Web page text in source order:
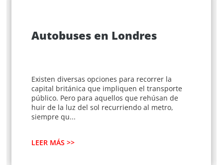
Autobuses en Londres
Existen diversas opciones para recorrer la
capital británica que impliquen el transporte
público. Pero para aquellos que rehúsan de
huir de la luz del sol recurriendo al metro,
siempre qu...
LEER MÁS >>